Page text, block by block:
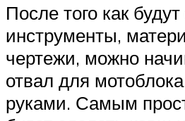
После того как
инструменты,
чертежи, можно
отвал для
руками. Самым